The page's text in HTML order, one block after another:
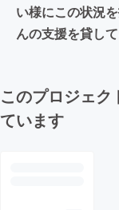
い様にこの状況
んの支援を貸し
このプロジェク
ています